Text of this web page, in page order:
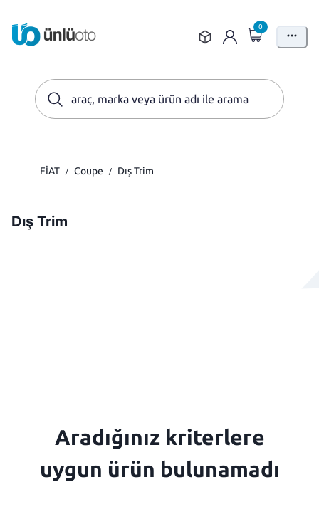
0
FİAT / Coupe / Dış Trim
Dış Trim
Aradığınız kriterlere
uygun ürün bulunamadı